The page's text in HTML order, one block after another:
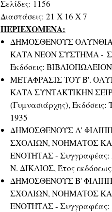
Σελίδες: 1156
Διαστάσεις: 21 Χ 16 Χ 7
ΠΕΡΙΕΧΟΜΕΝΑ:
ΔΗΜΟΣΘΕΝΟΥΣ
ΚΑΤΑ ΝΕΟΝ ΣΥΣΤΗΜΑ -
Εκδόσεις:
ΜΕΤΑΦΡΑΣΙΣ ΤΟΥ Β'.
ΚΑΤΑ ΣΥΝΤΑΚΤΙΚΗΝ
(Γυμνασιάρχης),
1935
ΔΗΜΟΣΘΕΝΟΥΣ Α'
ΣΧΟΛΙΩΝ, ΝΟΗΜΑΤΟΣ
ΕΝΟΤΗΤΑΣ -
Ν. ΔΙΚΑΙΟΣ, Έτος
ΔΗΜΟΣΘΕΝΟΥΣ Β'
ΣΧΟΛΙΩΝ, ΝΟΗΜΑΤΟΣ
ΕΝΟΤΗΤΑΣ -